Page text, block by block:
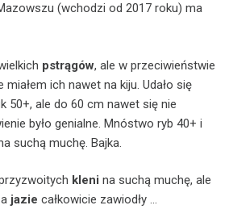
(wchodzi od 2017 roku) ma
pstrągów, ale w przeciwieństwie
ich nawet na kiju. Udało się
50+, ale do 60 cm nawet się nie
było genialne. Mnóstwo ryb 40+ i
suchą muchę. Bajka.
kleni na suchą muchę, ale
jazie całkowicie zawiodły …